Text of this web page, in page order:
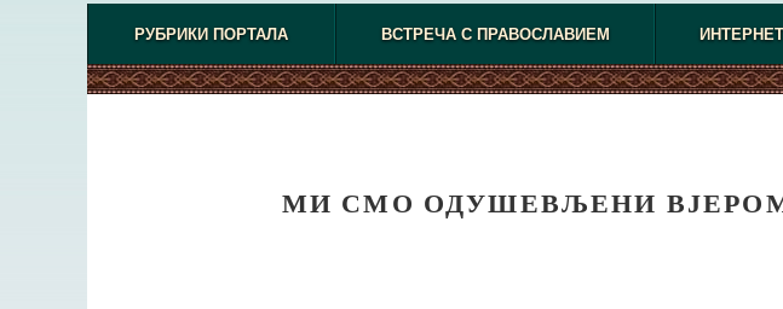
РУБРИКИ ПОРТАЛА ВСТРЕЧА С ПРАВОСЛАВИЕМ
МИ СМО ОДУШЕВЉЕНИ